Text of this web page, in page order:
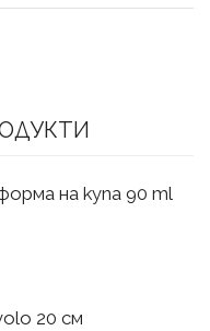
на купа 90 ml
20 см